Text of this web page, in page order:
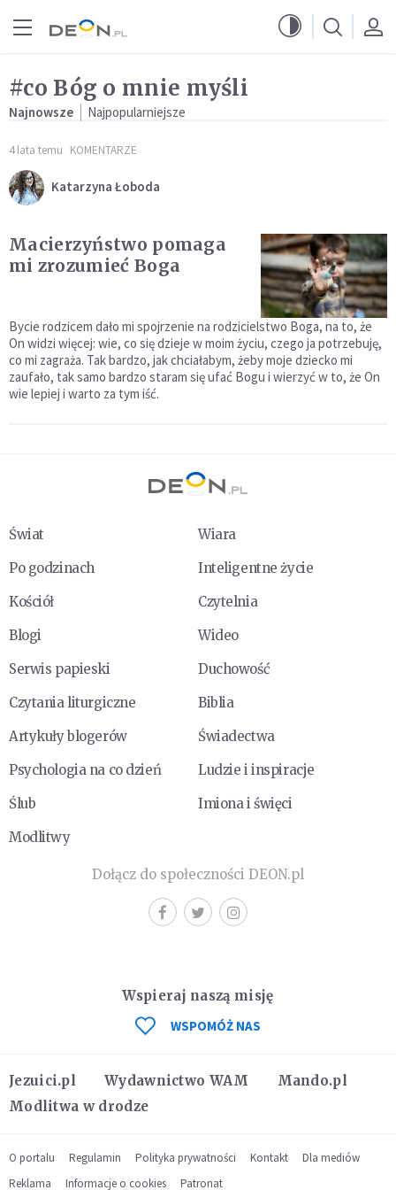
#co Bóg o mnie myśli
Najnowsze Najpopularniejsze
4 lata temu KOMENTARZE
Katarzyna Łoboda
Macierzyństwo pomaga
mi zrozumieć Boga
Bycie rodzicem dało mi spojrzenie na rodzicielstwo Boga, na to, że
On widzi więcej: wie, co się dzieje w moim życiu, czego ja potrzebuję,
co mi zagraża. Tak bardzo, jak chciałabym, żeby moje dziecko mi
zaufało, tak samo bardzo staram się ufać Bogu i wierzyć w to, że On
wie lepiej i warto za tym iść.
Świat
Wiara
Po godzinach
Inteligentne życie
Kościół
Czytelnia
Blogi
Wideo
Serwis papieski
Duchowość
Czytania liturgiczne
Biblia
Artykuły blogerów
Świadectwa
Psychologia na co dzień
Ludzie i inspiracje
Ślub
Imiona i święci
Modlitwy
Dołącz do społeczności DEON.pl
Jezuici.pl Wydawnictwo WAM
Mando.pl
Modlitwa w drodze
Wspieraj naszą misję
WSPOMÓŻ NAS
O portalu Regulamin Polityka prywatności Kontakt
Dla mediów
Reklama
Informacje o cookies Patronat